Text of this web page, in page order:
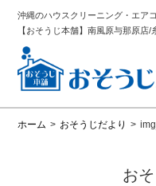
沖縄のハウスクリーニング・エア
【おそうじ本舗】南風原与那原店/
ホーム > おそうじだより >
お